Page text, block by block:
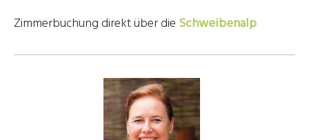
Zimmerbuchung direkt über die Schweibenalp